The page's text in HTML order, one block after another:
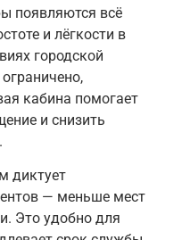
появляются всё
и лёгкости в
городской
кабина помогает
и снизить
диктует
— меньше мест
Это удобно для